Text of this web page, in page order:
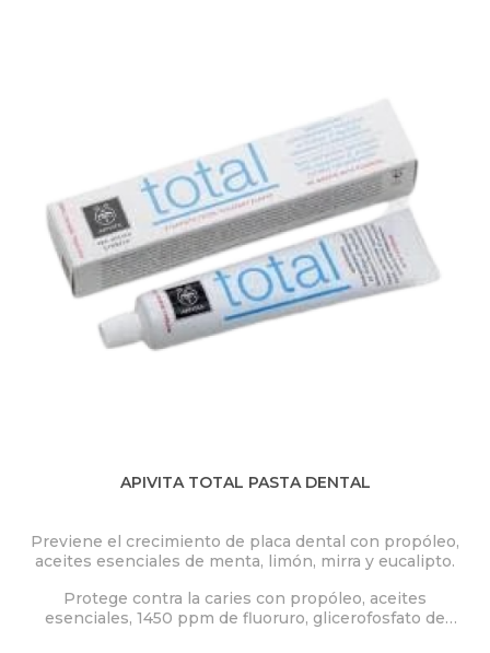
APIVITA TOTAL PASTA DENTAL
Previene el crecimiento de placa dental con propóleo,
aceites esenciales de menta, limón, mirra y eucalipto.
Protege contra la caries con propóleo, aceites
esenciales, 1450 ppm de fluoruro, glicerofosfato de